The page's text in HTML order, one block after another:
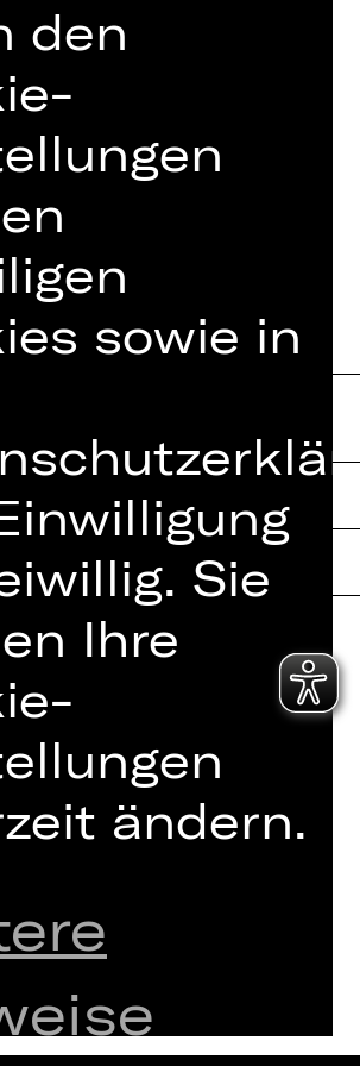
auf der großen
UND BESETZUNG
Interner Bereich
ZVB/L
AGB
Cookies
den
sowie in
Sie
Ihre
ändern.